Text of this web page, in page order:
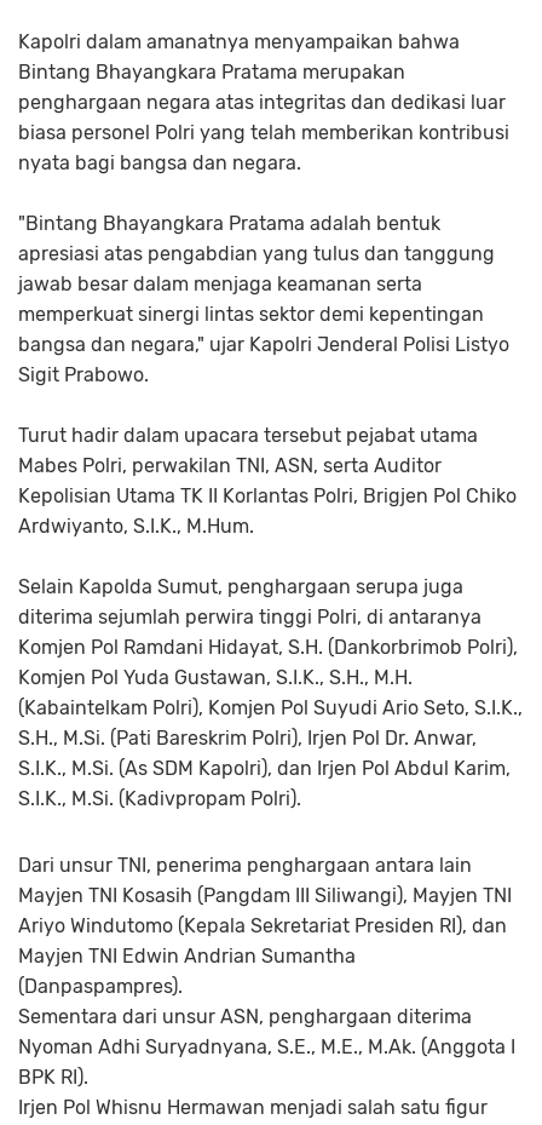
Kapolri dalam amanatnya menyampaikan bahwa
Bintang Bhayangkara Pratama merupakan
penghargaan negara atas integritas dan dedikasi luar
biasa personel Polri yang telah memberikan kontribusi
nyata bagi bangsa dan negara.
"Bintang Bhayangkara Pratama adalah bentuk
apresiasi atas pengabdian yang tulus dan tanggung
jawab besar dalam menjaga keamanan serta
memperkuat sinergi lintas sektor demi kepentingan
bangsa dan negara," ujar Kapolri Jenderal Polisi Listyo
Sigit Prabowo.
Turut hadir dalam upacara tersebut pejabat utama
Mabes Polri, perwakilan TNI, ASN, serta Auditor
Kepolisian Utama TK II Korlantas Polri, Brigjen Pol Chiko
Ardwiyanto, S.I.K., M.Hum.
Selain Kapolda Sumut, penghargaan serupa juga
diterima sejumlah perwira tinggi Polri, di antaranya
Komjen Pol Ramdani Hidayat, S.H. (Dankorbrimob Polri),
Komjen Pol Yuda Gustawan, S.I.K., S.H., M.H.
(Kabaintelkam Polri), Komjen Pol Suyudi Ario Seto, S.I.K.,
S.H., M.Si. (Pati Bareskrim Polri), Irjen Pol Dr. Anwar,
S.I.K., M.Si. (As SDM Kapolri), dan Irjen Pol Abdul Karim,
S.I.K., M.Si. (Kadivpropam Polri).
Dari unsur TNI, penerima penghargaan antara lain
Mayjen TNI Kosasih (Pangdam III Siliwangi), Mayjen TNI
Ariyo Windutomo (Kepala Sekretariat Presiden RI), dan
Mayjen TNI Edwin Andrian Sumantha
(Danpaspampres).
Sementara dari unsur ASN, penghargaan diterima
Nyoman Adhi Suryadnyana, S.E., M.E., M.Ak. (Anggota I
BPK RI).
Irjen Pol Whisnu Hermawan menjadi salah satu figur